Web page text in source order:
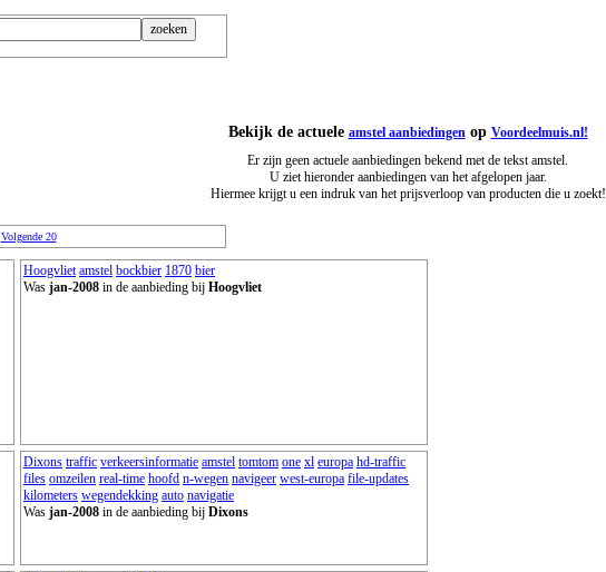
Bekijk de actuele amstel aanbiedingenop Voordeelmuis.nl!
Er zijn geen actuele aanbiedingen bekend met de tekst amstel.
U ziet hieronder aanbiedingen van het afgelopen jaar.
Hiermee krijgt u een indruk van het prijsverloop van producten die u zoekt!
Volgende 20
Hoogvliet amstel bockbier 1870 bier
Was jan-2008 in de aanbieding bij Hoogvliet
Dixons traffic verkeersinformatie amstel tomtom one xl europa hd-traffic
files omzeilen real-time hoofd n-wegen navigeer west-europa file-updates
kilometers wegendekking auto navigatie
Was jan-2008 in de aanbieding bij Dixons